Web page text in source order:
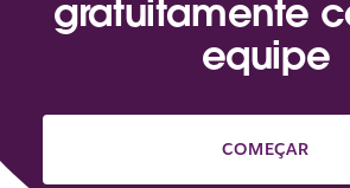
gratuitamente
equipe
COMEÇAR